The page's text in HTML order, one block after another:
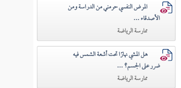
المرض النفسي حرمني من الدراسة ومن
الأصدقاء ...
ممارسة الرياضة
هل المشي نهارًا تحت أشعة الشمس فيه
ضرر على الجسم؟ ...
ممارسة الرياضة